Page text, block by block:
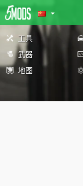
工具
武器
地图